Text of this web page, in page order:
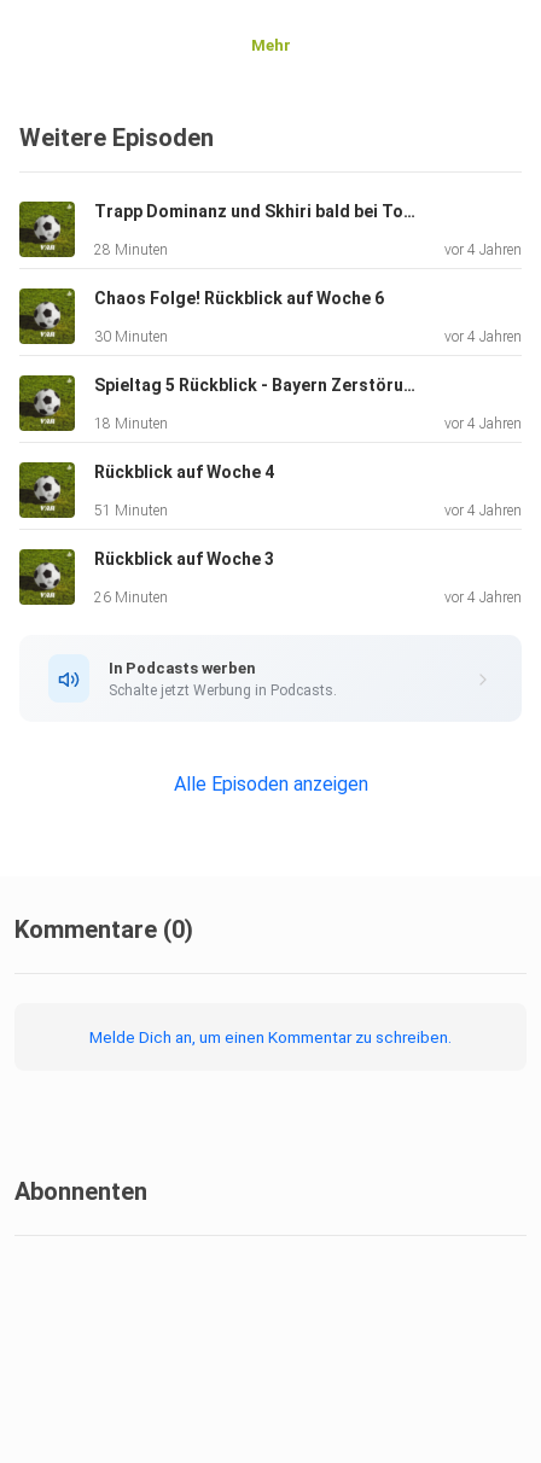
Mehr
Weitere Episoden
Trapp Dominanz und Skhiri bald bei Topclub unter Vertrag? - Rückblick Woche 7
28 Minuten vor 4 Jahren
Chaos Folge! Rückblick auf Woche 6
30 Minuten vor 4 Jahren
Spieltag 5 Rückblick - Bayern Zerstörung und spannendes Spiel zwischen Mainz und Freiburg
18 Minuten vor 4 Jahren
Rückblick auf Woche 4
51 Minuten vor 4 Jahren
Rückblick auf Woche 3
26 Minuten vor 4 Jahren
In Podcasts werben
Schalte jetzt Werbung in Podcasts.
Alle Episoden anzeigen
Kommentare (0)
Melde Dich an, um einen Kommentar zu schreiben.
Abonnenten